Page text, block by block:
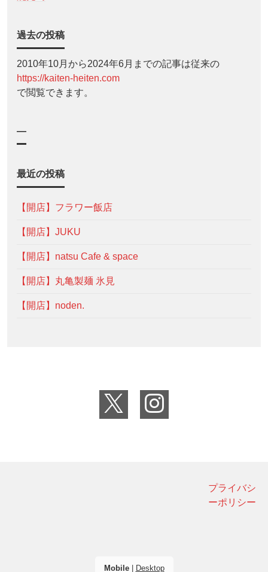
過去の投稿
2010年10月から2024年6月までの記事は従来の
https://kaiten-heiten.com
で閲覧できます。
—
最近の投稿
【開店】フラワー飯店
【開店】JUKU
【開店】natsu Cafe & space
【開店】丸亀製麺 氷見
【開店】noden.
プライバシ
ーポリシー
Mobile| Desktop